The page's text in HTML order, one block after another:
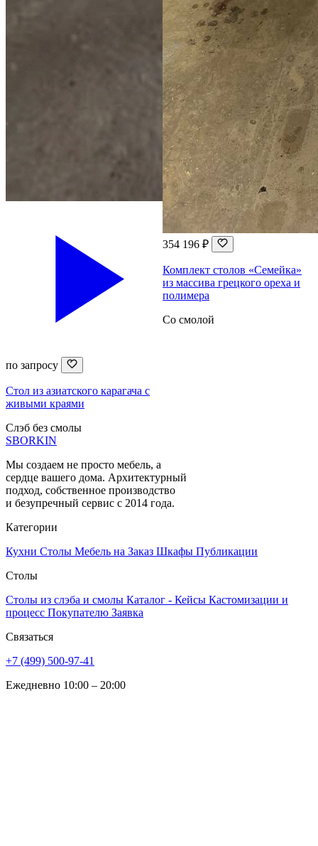
по запросу
Стол из азиатского карагача с
живыми краями
Слэб без смолы
354 196 ₽
Комплект столов «Семейка»
из массива грецкого ореха и
полимера
Со смолой
SBORKIN
Мы создаем не просто мебель, а
сердце вашего дома. Архитектурный
подход, собственное производство
и безупречный сервис с 2014 года.
Категории
Кухни Столы Мебель на Заказ Шкафы Публикации
Столы
Столы из слэба и смолы Каталог - Кейсы Кастомизации и
процесс Покупателю Заявка
Связаться
+7 (499) 500-97-41
Ежедневно 10:00 – 20:00